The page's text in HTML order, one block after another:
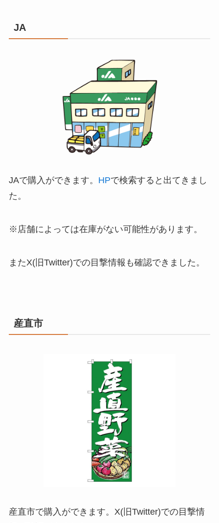
JA
JAで購入ができます。 HPで検索すると出てきまし
た。
※店舗によっては在庫がない可能性があります。
またX(旧Twitter)での目撃情報も確認できました。
産直市
産直市で購入ができます。X(旧Twitter)での目撃情